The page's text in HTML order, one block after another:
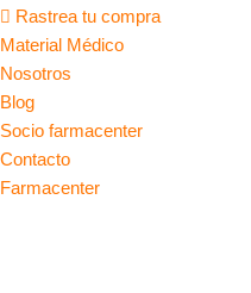
Rastrea tu compra
Material Médico
Nosotros
Blog
Socio farmacenter
Contacto
Farmacenter